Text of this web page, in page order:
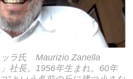
ッラ氏 Maurizio Zanella
」社長。1956年生まれ。60年